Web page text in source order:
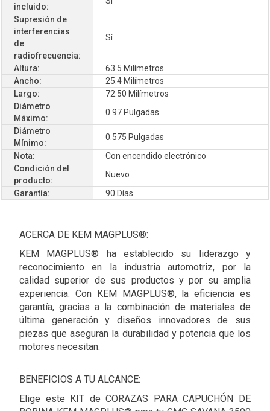
incluido:
Supresión de
interferencias
de
radiofrecuencia:
Sí
Altura:
63.5 Milímetros
Ancho:
25.4 Milímetros
Largo:
72.50 Milímetros
Diámetro
Máximo:
0.97 Pulgadas
Diámetro
Mínimo:
0.575 Pulgadas
Nota:
Con encendido electrónico
Condición del
producto:
Nuevo
Garantía:
90 Días
ACERCA DE KEM MAGPLUS®:
KEM MAGPLUS® ha establecido su liderazgo y
reconocimiento en la industria automotriz, por la
calidad superior de sus productos y por su amplia
experiencia. Con KEM MAGPLUS®, la eficiencia es
garantía, gracias a la combinación de materiales de
última generación y diseños innovadores de sus
piezas que aseguran la durabilidad y potencia que los
motores necesitan.
BENEFICIOS A TU ALCANCE:
Elige este KIT de CORAZAS PARA CAPUCHÓN DE